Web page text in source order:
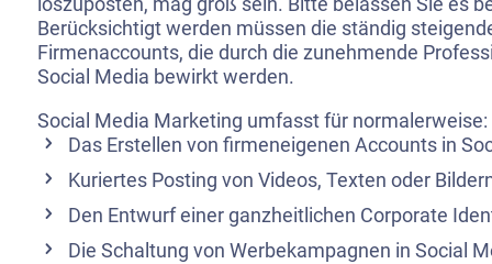
Berücksichtigt werden müssen die ständig
Firmenaccounts, die durch die zunehmende
Social Media bewirkt werden.
Social Media Marketing umfasst für normalerweise:
Das Erstellen von firmeneigenen Accounts in
Kuriertes Posting von Videos, Texten oder
Den Entwurf einer ganzheitlichen Corporate
Die Schaltung von Werbekampagnen in Social